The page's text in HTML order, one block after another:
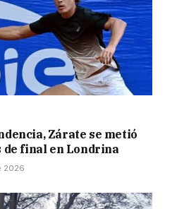
Zárate se metió
de final en Londrina
2026